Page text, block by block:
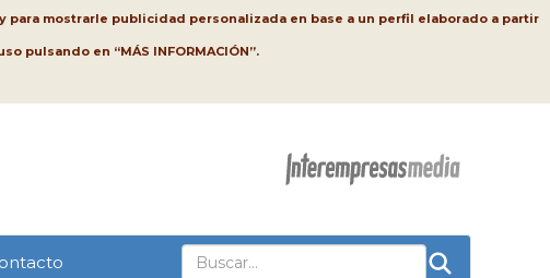
mostrarle publicidad personalizada en base a un perfil elaborado a partir
pulsando en “MÁS INFORMACIÓN”.